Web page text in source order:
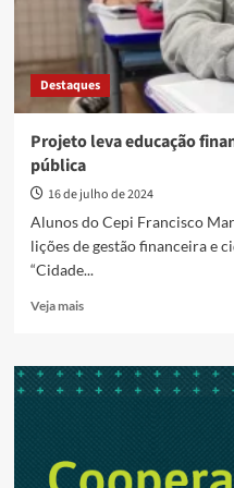
Destaques
Projeto leva educação
pública
16 de julho de 2024
Alunos do Cepi Francisco
lições de gestão financeira e
“Cidade...
Veja maisRead
Projeto
leva
estudantes